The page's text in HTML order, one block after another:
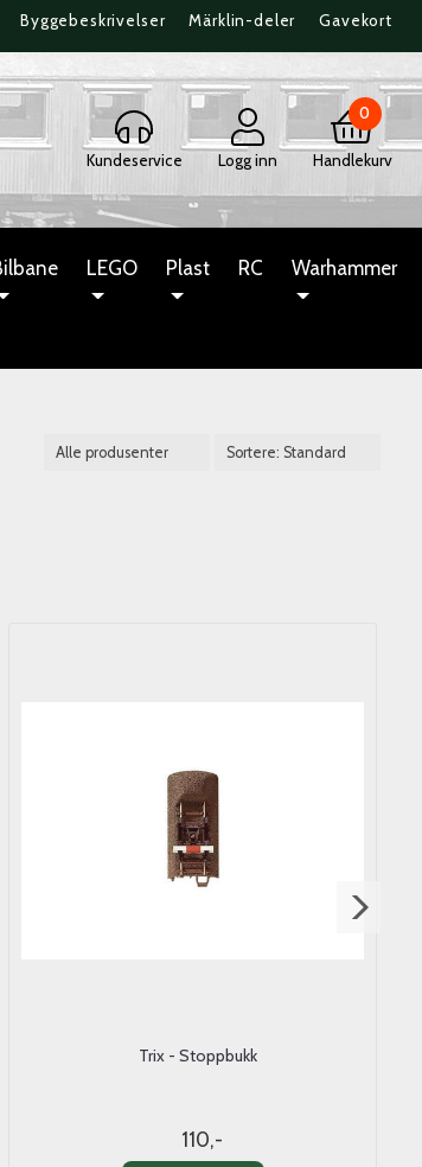
Byggebeskrivelser Märklin-deler Gavekort
Kundeservice Logg inn
0
Handlekurv
LEGO Plast RC Warhammer
Trix - Stoppbukk
110,-